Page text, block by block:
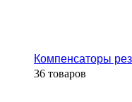
Компенсаторы
36 товаров